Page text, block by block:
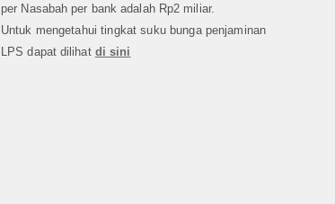
per Nasabah per bank adalah Rp2 miliar.
Untuk mengetahui tingkat suku bunga penjaminan
LPS dapat dilihat di sini